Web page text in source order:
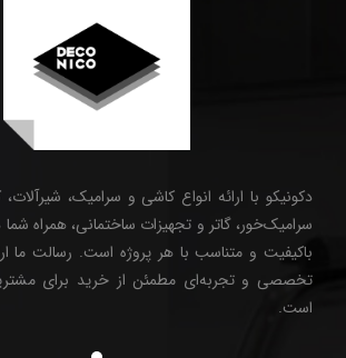
دکونیکو با ارائه انواع کاشی و سرامیک،
سرامیک‌خور، گاتر و تجهیزات ساختمانی، همراه
باکیفیت و متناسب با هر پروژه است. رسالت ما
تخصصی و تجربه‌ای مطمئن از خرید برای
است.